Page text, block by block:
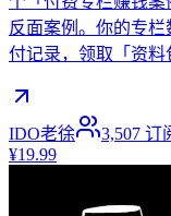
反面案例。你的专
付记录，领取「资料
IDO老徐 3,507 订
¥19.99